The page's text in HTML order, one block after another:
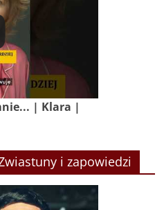
| Klara |
i zapowiedzi